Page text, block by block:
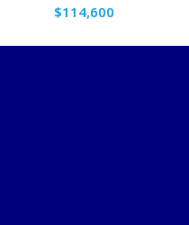
$114,600